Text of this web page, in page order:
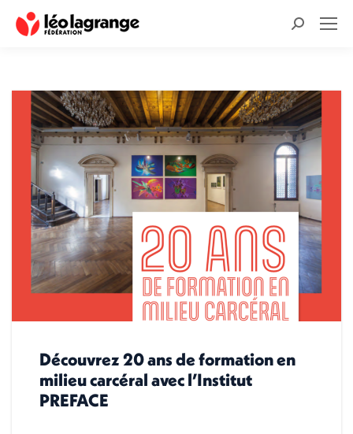
Recherche
Découvrez 20 ans de formation en
milieu carcéral avec l’Institut
PREFACE